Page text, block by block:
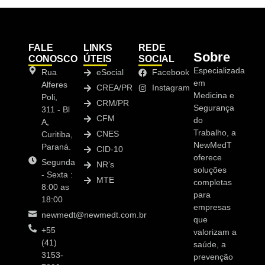
FALE
CONOSCO
Rua
Alferes
Poli,
311 - Bl
A,
Curitiba,
Paraná.
Segunda
- Sexta :
8:00 as
18:00
newmedt@newmedt.com.br
+55
(41)
3153-
LINKS
ÚTEIS
eSocial
CREA/PR
CRM/PR
CFM
CNES
CID-10
NR’s
MTE
REDE
SOCIAL
Facebook
Instagram
Sobre
Especializada
em
Medicina e
Segurança
do
Trabalho, a
NewMedT
oferece
soluções
completas
para
empresas
que
valorizam a
saúde, a
prevenção